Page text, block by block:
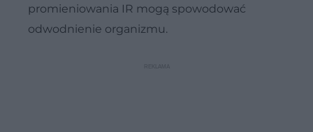
promieniowania IR mogą spowodować
odwodnienie organizmu.